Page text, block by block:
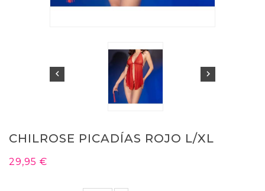
 
CHILROSE PICADÍAS ROJO L/XL
29,95 €